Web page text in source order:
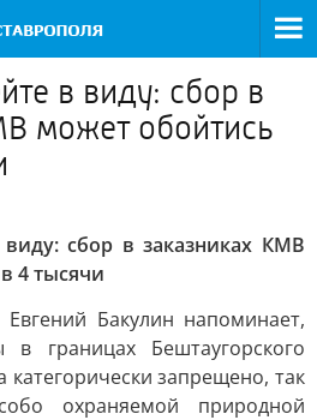
в виду: сбор в
может обойтись
сбор в заказниках КМВ
4 тысячи
Евгений Бакулин напоминает,
границах Бештаугорского
категорически запрещено, так
охраняемой природной